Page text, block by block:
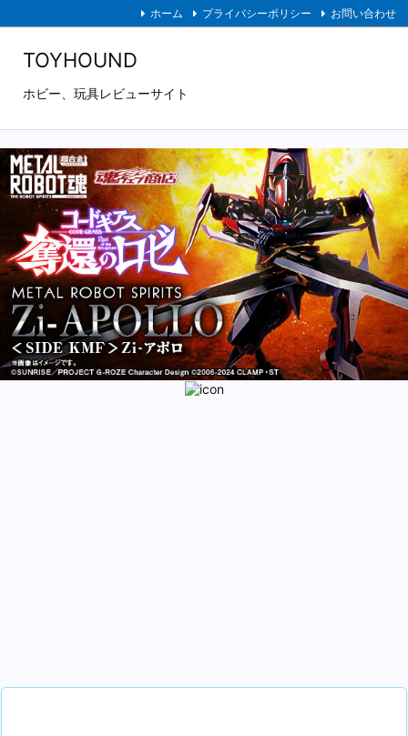
ホーム プライバシーポリシー お問い合わせ
TOYHOUND
ホビー、玩具レビューサイト